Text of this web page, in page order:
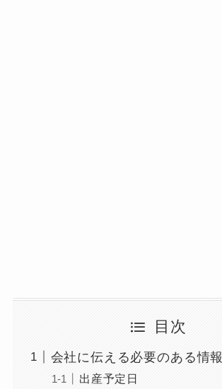
目次
会社に伝える必要のある情報
出産予定日